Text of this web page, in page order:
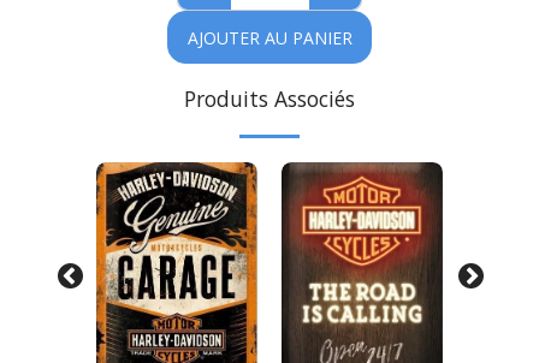
AJOUTER AU PANIER
Produits Associés